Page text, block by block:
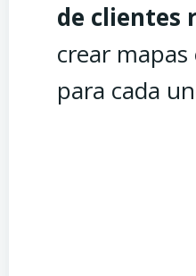
de clientes
crear mapas
para cada